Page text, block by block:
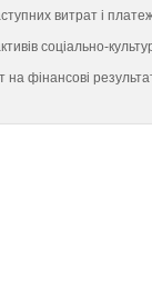
витрат і
соціально-
фінансові